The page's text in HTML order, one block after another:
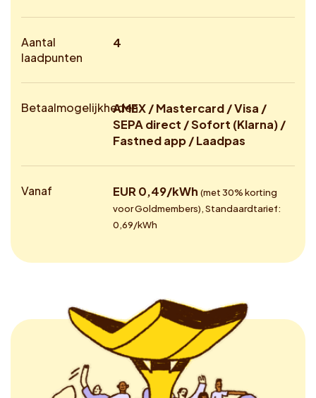
Aantal
laadpunten
4
BetaalmogelijkhedenAMEX / Mastercard / Visa /
SEPA direct / Sofort (Klarna) /
Fastned app / Laadpas
Vanaf EUR 0,49/kWh (met 30% korting
voor Goldmembers), Standaardtarief:
0,69/kWh